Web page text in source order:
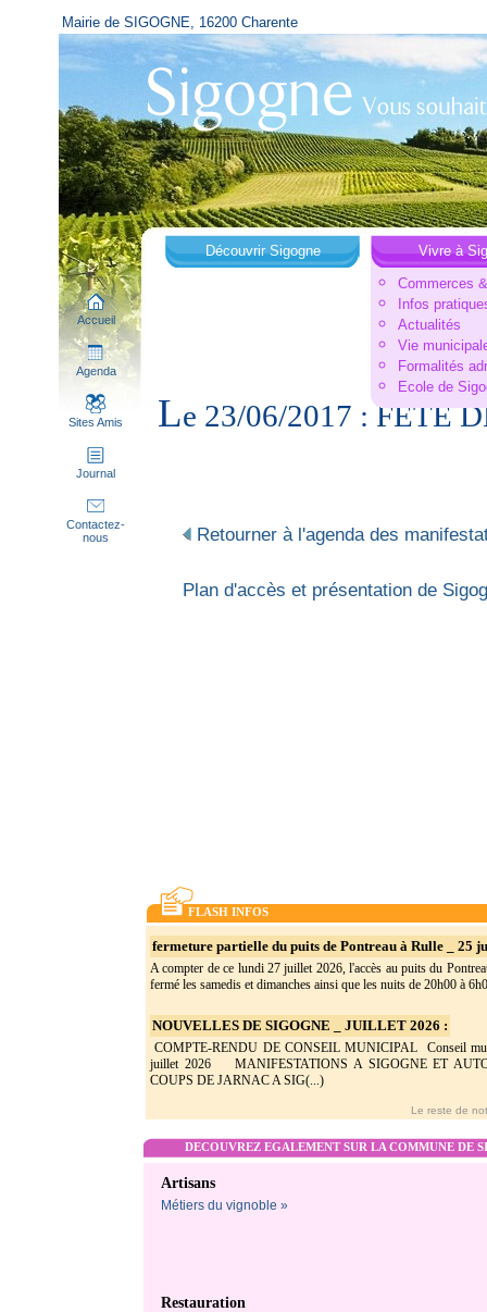
Mairie de SIGOGNE, 16200 Charente
Accueil
Agenda
Sites Amis
Journal
Contactez-
nous
Découvrir Sigogne
Vivre à
Commerces
Infos
Actualités
Vie
Formalités
Ecole de
Le 23/06/2017 : FETE
Retourner à l'agenda des
Plan d'accès et présentation de
FLASH INFOS
fermeture partielle du puits de Pontreau à Rulle _ 25
A compter de ce lundi 27 juillet 2026, l'accès au puits du
fermé les samedis et dimanches ainsi que les nuits de 20h00 à
NOUVELLES DE SIGOGNE _ JUILLET 2026 :
COMPTE-RENDU DE CONSEIL MUNICIPAL Conseil
juillet 2026 MANIFESTATIONS A SIGOGNE ET
COUPS DE JARNAC A SIG(...)
Le reste de
DECOUVREZ EGALEMENT SUR LA COMMUNE DE
Artisans
Métiers du vignoble »
Restauration